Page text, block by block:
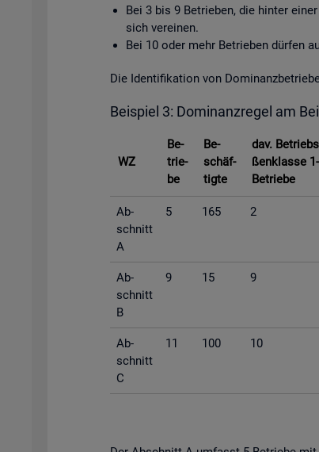
Bei 3 bis 9 Be­trie­ben, die hin­ter
sich ver­ei­nen.
Bei 10 oder mehr Be­trie­ben dür­fen
Die Iden­ti­fi­ka­ti­on von
Bei­spiel 3: Do­mi­nanz­re­gel am
WZ
Be­
trie­
be
Be­
schäf­
tig­te
dav.
ßen­klas­se
Be­trie­be
Ab­
schnitt
A
5 165 2
Ab­
schnitt
B
9 15 9
Ab­
schnitt
C
11 100 10